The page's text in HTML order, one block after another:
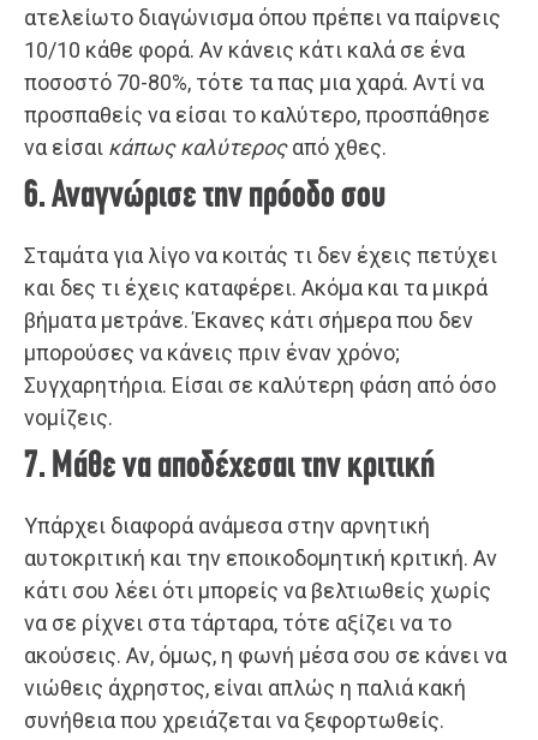
ατελείωτο διαγώνισμα όπου πρέπει να παίρνεις
10/10 κάθε φορά. Αν κάνεις κάτι καλά σε ένα
ποσοστό 70-80%, τότε τα πας μια χαρά. Αντί να
προσπαθείς να είσαι το καλύτερο, προσπάθησε
να είσαι κάπως καλύτεροςαπό χθες.
6. Αναγνώρισε την πρόοδο σου
Σταμάτα για λίγο να κοιτάς τι δεν έχεις πετύχει
και δες τι έχεις καταφέρει. Ακόμα και τα μικρά
βήματα μετράνε. Έκανες κάτι σήμερα που δεν
μπορούσες να κάνεις πριν έναν χρόνο;
Συγχαρητήρια. Είσαι σε καλύτερη φάση από όσο
νομίζεις.
7. Μάθε να αποδέχεσαι την κριτική
Υπάρχει διαφορά ανάμεσα στην αρνητική
αυτοκριτική και την εποικοδομητική κριτική. Αν
κάτι σου λέει ότι μπορείς να βελτιωθείς χωρίς
να σε ρίχνει στα τάρταρα, τότε αξίζει να το
ακούσεις. Αν, όμως, η φωνή μέσα σου σε κάνει να
νιώθεις άχρηστος, είναι απλώς η παλιά κακή
συνήθεια που χρειάζεται να ξεφορτωθείς.